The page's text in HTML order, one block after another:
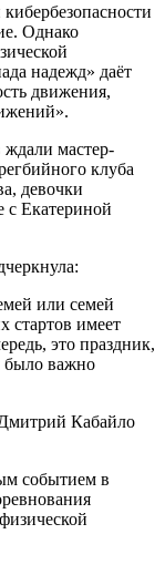
Однако
надежд» даёт
движения,
мастер-
клуба
девочки
с Екатериной
или семей
стартов имеет
это праздник,
было важно
Кабайло
событием в